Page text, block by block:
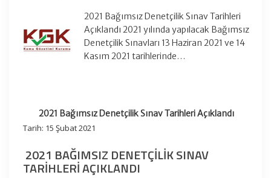
2021 Bağımsız Denetçilik Sınav Tarihleri
Açıklandı 2021 yılında yapılacak Bağımsız
Denetçilik Sınavları 13 Haziran 2021 ve 14
Kasım 2021 tarihlerinde…
2021 Bağımsız Denetçilik Sınav Tarihleri Açıklandı
Tarih: 15 Şubat 2021
2021 BAĞIMSIZ DENETÇILIK SINAV
TARIHLERI AÇIKLANDI